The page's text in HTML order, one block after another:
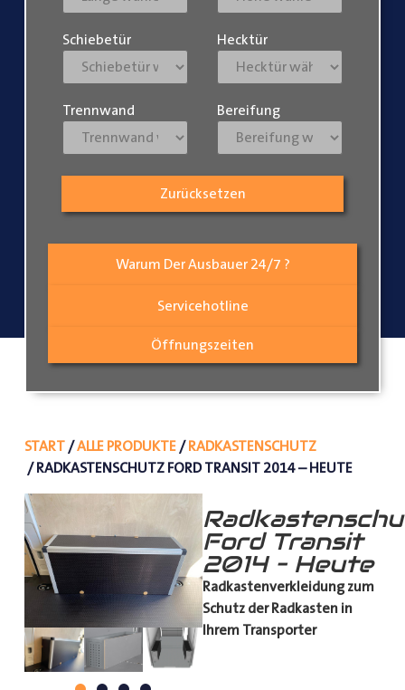
Warum Der Ausbauer 24/7 ?
Servicehotline
Öffnungszeiten
Schiebetür Hecktür
Trennwand Bereifung
Zurücksetzen
START/ALLE PRODUKTE/RADKASTENSCHUTZ
/ RADKASTENSCHUTZ FORD TRANSIT 2014 – HEUTE
Ford Transit
2014 – Heute
Radkastenverkleidung zum
Schutz der Radkasten in
Ihrem Transporter